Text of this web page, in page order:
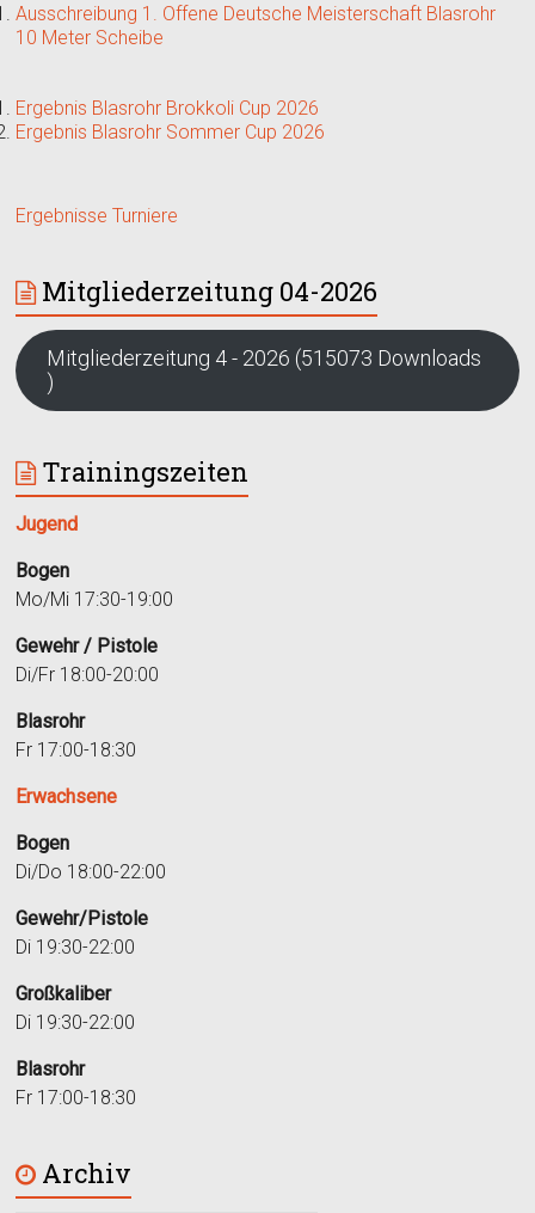
Ausschreibung 1. Offene Deutsche Meisterschaft Blasrohr
10 Meter Scheibe
Ergebnis Blasrohr Brokkoli Cup 2026
Ergebnis Blasrohr Sommer Cup 2026
Ergebnisse Turniere
Mitgliederzeitung 04-2026
Mitgliederzeitung 4 - 2026 (515073 Downloads
)
Trainingszeiten
Jugend
Bogen
Mo/Mi 17:30-19:00
Gewehr / Pistole
Di/Fr 18:00-20:00
Blasrohr
Fr 17:00-18:30
Erwachsene
Bogen
Di/Do 18:00-22:00
Gewehr/Pistole
Di 19:30-22:00
Großkaliber
Di 19:30-22:00
Blasrohr
Fr 17:00-18:30
Archiv